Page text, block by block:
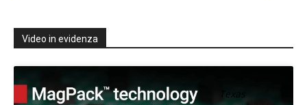
Video in evidenza
Texas